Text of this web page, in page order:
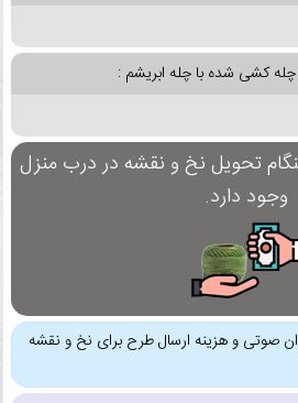
کشی شده با چله ابریشم :
تحویل نخ و نقشه در درب منزل
وجود دارد.
صوتی و هزینه ارسال طرح برای نخ و نقشه